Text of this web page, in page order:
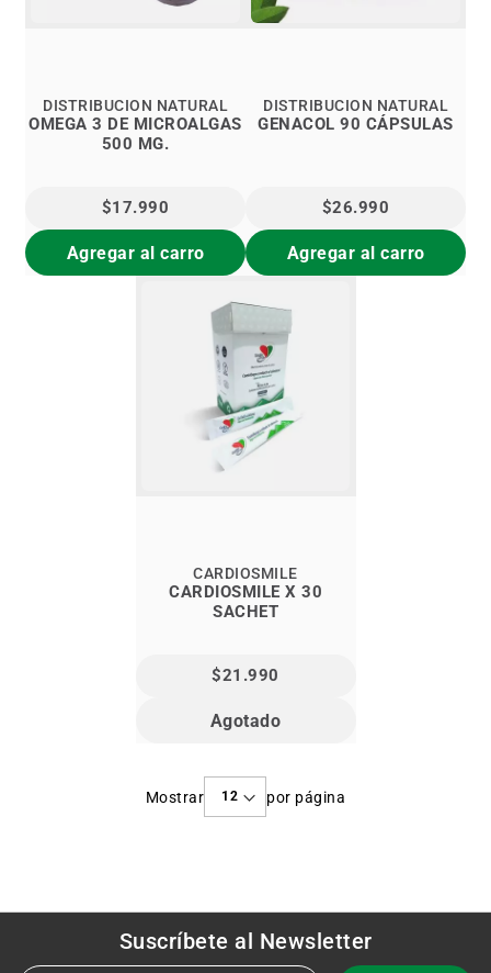
OMEGA 3 DE MICROALGAS
500 MG.
DISTRIBUCION NATURAL
$17.990
Agregar al carro
GENACOL 90 CÁPSULAS
DISTRIBUCION NATURAL
$26.990
Agregar al carro
CARDIOSMILE X 30
SACHET
CARDIOSMILE
$21.990
Agotado
Mostrar por página
Suscríbete al Newsletter